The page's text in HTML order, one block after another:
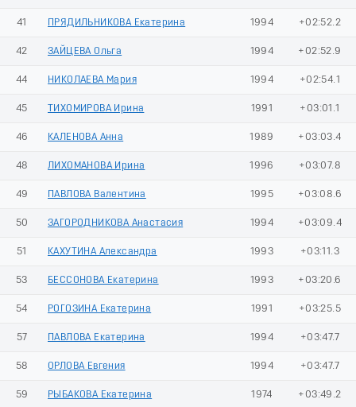
41 ПРЯДИЛЬНИКОВА Екатерина 1994 +02:52.2
42 ЗАЙЦЕВА Ольга 1994 +02:52.9
44 НИКОЛАЕВА Мария 1994 +02:54.1
45 ТИХОМИРОВА Ирина 1991 +03:01.1
46 КАЛЕНОВА Анна 1989 +03:03.4
48 ЛИХОМАНОВА Ирина 1996 +03:07.8
49 ПАВЛОВА Валентина 1995 +03:08.6
50 ЗАГОРОДНИКОВА Анастасия 1994 +03:09.4
51 КАХУТИНА Александра 1993 +03:11.3
53 БЕССОНОВА Екатерина 1993 +03:20.6
54 РОГОЗИНА Екатерина 1991 +03:25.5
57 ПАВЛОВА Екатерина 1994 +03:47.7
58 ОРЛОВА Евгения 1994 +03:47.7
59 РЫБАКОВА Екатерина 1974 +03:49.2